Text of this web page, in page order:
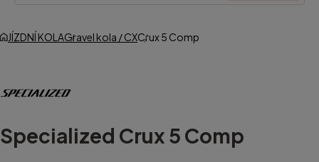
JÍZDNÍ KOLAGravel kola / CXCrux 5 Comp
Specialized Crux 5 Comp